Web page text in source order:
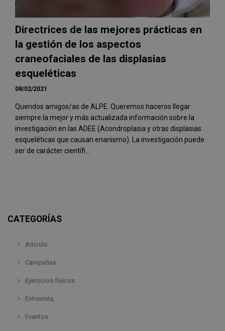
Directrices de las mejores prácticas en
la gestión de los aspectos
craneofaciales de las displasias
esqueléticas
08/02/2021
Queridos amigos/as de ALPE. Queremos haceros llegar
siempre la mejor y más actualizada información sobre la
investigación en las ADEE (Acondroplasia y otras displasias
esqueléticas que causan enanismo). La investigación puede
ser de carácter científi...
CATEGORÍAS
Artículo
Campañas
Ejercicios físicos
Entrevista
Eventos